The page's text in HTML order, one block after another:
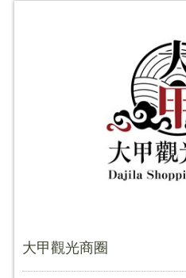
大甲觀光商圈